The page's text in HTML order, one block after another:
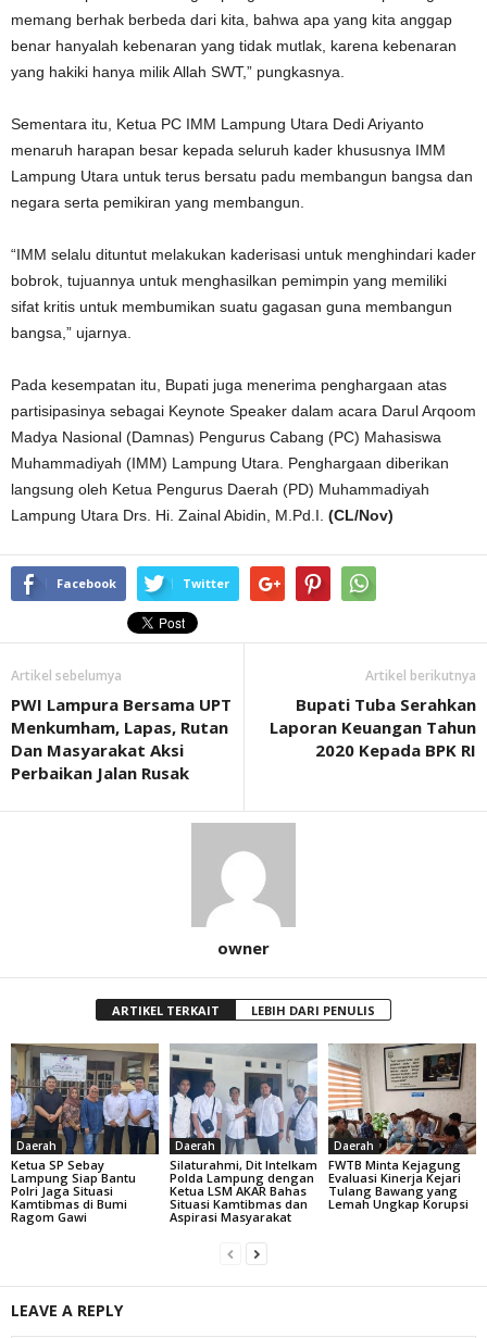
memang berhak berbeda dari kita, bahwa apa yang kita anggap
benar hanyalah kebenaran yang tidak mutlak, karena kebenaran
yang hakiki hanya milik Allah SWT,” pungkasnya.
Sementara itu, Ketua PC IMM Lampung Utara Dedi Ariyanto
menaruh harapan besar kepada seluruh kader khususnya IMM
Lampung Utara untuk terus bersatu padu membangun bangsa dan
negara serta pemikiran yang membangun.
“IMM selalu dituntut melakukan kaderisasi untuk menghindari kader
bobrok, tujuannya untuk menghasilkan pemimpin yang memiliki
sifat kritis untuk membumikan suatu gagasan guna membangun
bangsa,” ujarnya.
Pada kesempatan itu, Bupati juga menerima penghargaan atas
partisipasinya sebagai Keynote Speaker dalam acara Darul Arqoom
Madya Nasional (Damnas) Pengurus Cabang (PC) Mahasiswa
Muhammadiyah (IMM) Lampung Utara. Penghargaan diberikan
langsung oleh Ketua Pengurus Daerah (PD) Muhammadiyah
Lampung Utara Drs. Hi. Zainal Abidin, M.Pd.I. (CL/Nov)
Facebook Twitter
Artikel sebelumya
PWI Lampura Bersama UPT
Menkumham, Lapas, Rutan
Dan Masyarakat Aksi
Perbaikan Jalan Rusak
Artikel berikutnya
Bupati Tuba Serahkan
Laporan Keuangan Tahun
2020 Kepada BPK RI
owner
ARTIKEL TERKAIT LEBIH DARI PENULIS
Daerah
Ketua SP Sebay
Lampung Siap Bantu
Polri Jaga Situasi
Kamtibmas di Bumi
Ragom Gawi
Daerah
Silaturahmi, Dit Intelkam
Polda Lampung dengan
Ketua LSM AKAR Bahas
Situasi Kamtibmas dan
Aspirasi Masyarakat
Daerah
FWTB Minta Kejagung
Evaluasi Kinerja Kejari
Tulang Bawang yang
Lemah Ungkap Korupsi
LEAVE A REPLY